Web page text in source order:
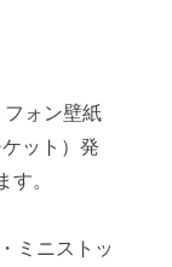
ォン壁紙
ット）発
す。
ミニストッ